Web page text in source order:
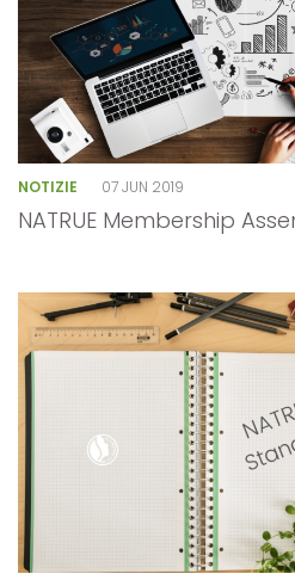
NOTIZIE 07 JUN 2019
NATRUE Membership